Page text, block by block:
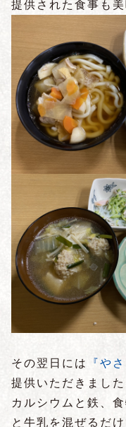
提供された食事も
その翌日には 『や
提供いただきました
カルシウムと鉄、
と牛乳を混ぜるだ